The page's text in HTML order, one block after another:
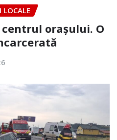
LOCALE
centrul orașului. O